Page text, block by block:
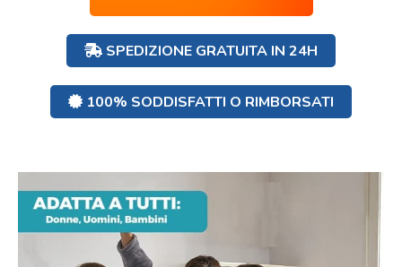
SPEDIZIONE GRATUITA IN 24H
100% SODDISFATTI O RIMBORSATI